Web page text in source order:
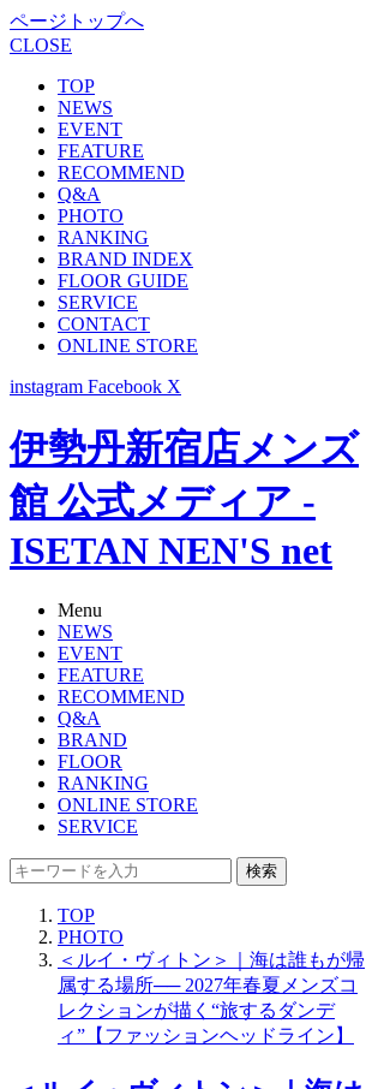
ページトップへ
CLOSE
TOP
NEWS
EVENT
FEATURE
RECOMMEND
Q&A
PHOTO
RANKING
BRAND INDEX
FLOOR GUIDE
SERVICE
CONTACT
ONLINE STORE
instagram Facebook X
伊勢丹新宿店メンズ
館 公式メディア -
ISETAN NEN'S net
Menu
NEWS
EVENT
FEATURE
RECOMMEND
Q&A
BRAND
FLOOR
RANKING
ONLINE STORE
SERVICE
検索
TOP
PHOTO
＜ルイ・ヴィトン＞｜海は誰もが帰
属する場所── 2027年春夏メンズコ
レクションが描く“旅するダンデ
ィ”【ファッションヘッドライン】